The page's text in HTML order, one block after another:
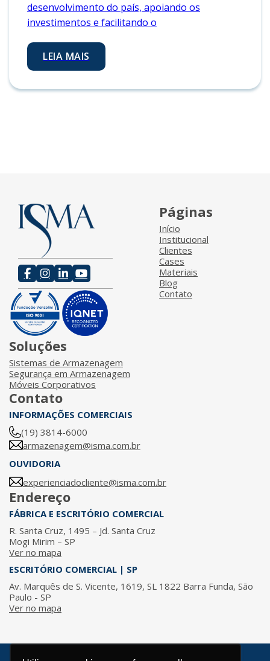
desenvolvimento do país, apoiando os
investimentos e facilitando o
LEIA MAIS
Páginas
Início
Institucional
Clientes
Cases
Materiais
Blog
Contato
Soluções
Sistemas de Armazenagem
Segurança em Armazenagem
Móveis Corporativos
Contato
INFORMAÇÕES COMERCIAIS
(19) 3814-6000
armazenagem@isma.com.br
OUVIDORIA
experienciadocliente@isma.com.br
Endereço
FÁBRICA E ESCRITÓRIO COMERCIAL
R. Santa Cruz, 1495 – Jd. Santa Cruz
Mogi Mirim – SP
Ver no mapa
ESCRITÓRIO COMERCIAL | SP
Av. Marquês de S. Vicente, 1619, SL 1822 Barra Funda, São
Paulo - SP
Ver no mapa